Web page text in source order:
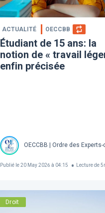
ACTUALITÉ OECCBB
Étudiant de 15 ans: la
notion de « travail
enfin précisée
OECCBB | Ordre des
Publié le20 May 2026 à 04:15 Lecture de5
Droit